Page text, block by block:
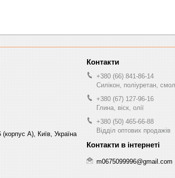
А), Київ, Україна
+380 (66) 841-86-14
Силікон, поліуретан,
+380 (67) 127-96-16
Глина, віск, олії
+380 (50) 465-66-88
Відділ оптових продажів
m0675099996@gmail.com